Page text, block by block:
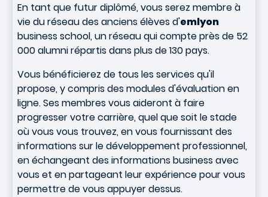
En tant que futur diplômé, vous serez membre à
vie du réseau des anciens élèves d'emlyon
business school, un réseau qui compte près de 52
000 alumni répartis dans plus de 130 pays.
Vous bénéficierez de tous les services qu'il
propose, y compris des modules d'évaluation en
ligne. Ses membres vous aideront à faire
progresser votre carrière, quel que soit le stade
où vous vous trouvez, en vous fournissant des
informations sur le développement professionnel,
en échangeant des informations business avec
vous et en partageant leur expérience pour vous
permettre de vous appuyer dessus.